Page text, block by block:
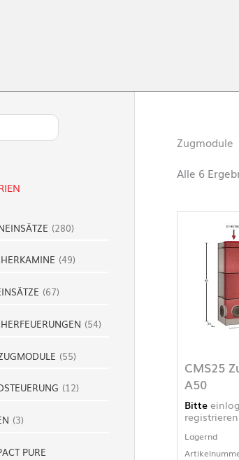
(280)
(49)
(67)
(54)
(55)
(12)
(3)
PURE
Zugmodule
Alle 6
CMS25
A50
Bitte
registrieren
Lagernd